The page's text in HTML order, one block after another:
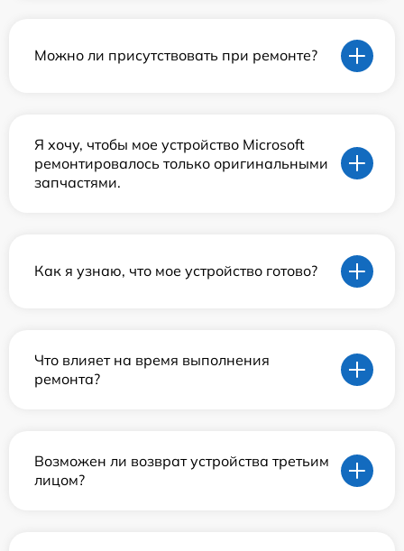
Можно ли присутствовать при ремонте?
Я хочу, чтобы мое устройство Microsoft
ремонтировалось только оригинальными
запчастями.
Как я узнаю, что мое устройство готово?
Что влияет на время выполнения
ремонта?
Возможен ли возврат устройства третьим
лицом?